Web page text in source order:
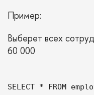
Пример:
Выберет всех
60 000
SELECT * FROM